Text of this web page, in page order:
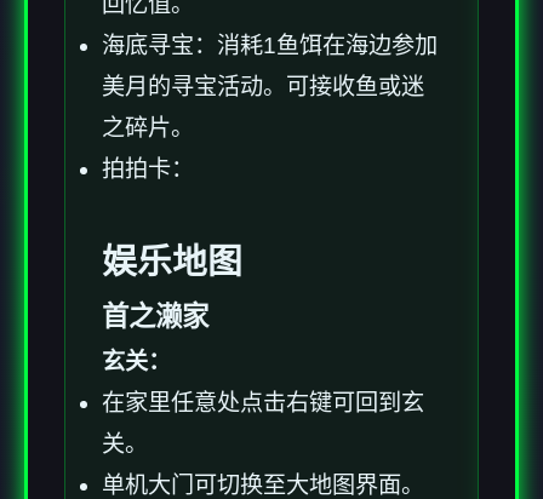
海底寻宝：消耗1鱼饵在海边参加
美月的寻宝活动。可接收鱼或迷
之碎片。
拍拍卡：
娱乐地图
首之濑家
玄关：
在家里任意处点击右键可回到玄
关。
单机大门可切换至大地图界面。